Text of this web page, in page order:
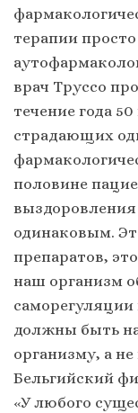
терапии
врач Труссо
течение года
страдающих
половине
одинаковым.
препаратов,
наш организм
должны быть
организму, а
Бельгийский
«У любого